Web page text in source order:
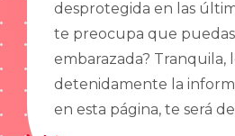
desprotegida en las
te preocupa que
embarazada? Tranquila,
detenidamente la
en esta página, te será